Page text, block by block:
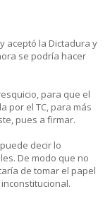
aceptó la Dictadura y
se podría hacer
para que el
por el TC, para más
pues a firmar.
decir lo
De modo que no
de tomar el papel